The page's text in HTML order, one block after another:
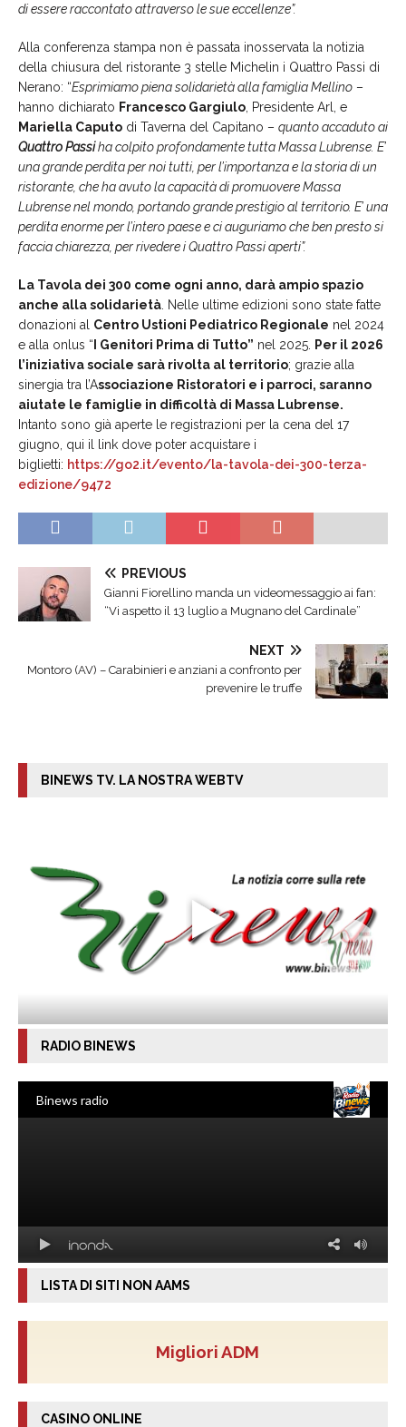
di essere raccontato attraverso le sue eccellenze”.
Alla conferenza stampa non è passata inosservata la notizia
della chiusura del ristorante 3 stelle Michelin i Quattro Passi di
Nerano: “Esprimiamo piena solidarietà alla famiglia Mellino –
hanno dichiarato Francesco Gargiulo , Presidente Arl, e
Mariella Caputo di Taverna del Capitano – quanto accaduto ai
Quattro Passiha colpito profondamente tutta Massa Lubrense. E’
una grande perdita per noi tutti, per l’importanza e la storia di un
ristorante, che ha avuto la capacità di promuovere Massa
Lubrense nel mondo, portando grande prestigio al territorio. E’ una
perdita enorme per l’intero paese e ci auguriamo che ben presto si
faccia chiarezza, per rivedere i Quattro Passi aperti”.
La Tavola dei 300 come ogni anno, darà ampio spazio
anche alla solidarietà . Nelle ultime edizioni sono state fatte
donazioni al Centro Ustioni Pediatrico Regionale nel 2024
e alla onlus “ I Genitori Prima di Tutto” nel 2025.
Per il 2026
l’iniziativa sociale sarà rivolta al territorio; grazie alla
sinergia tra l’Associazione Ristoratori e i parroci, saranno
aiutate le famiglie in difficoltà di Massa Lubrense.
Intanto sono già aperte le registrazioni per la cena del 17
giugno, qui il link dove poter acquistare i
biglietti: https://go2.it/evento/la-tavola-dei-300-terza-
edizione/9472
PREVIOUS
Gianni Fiorellino manda un videomessaggio ai fan:
“Vi aspetto il 13 luglio a Mugnano del Cardinale”
NEXT
Montoro (AV) – Carabinieri e anziani a confronto per
prevenire le truffe
BINEWS TV. LA NOSTRA WEBTV
RADIO BINEWS
LISTA DI SITI NON AAMS
Migliori ADM
CASINO ONLINE